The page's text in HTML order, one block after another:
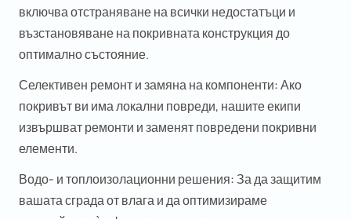
включва отстраняване на всички недостатъци и
възстановяване на покривната конструкция до
оптимално състояние.
Селективен ремонт и замяна на компоненти:Ако
покривът ви има локални повреди, нашите екипи
извършват ремонти и заменят повредени покривни
елементи.
Водо- и топлоизолационни решения:За да защитим
вашата сграда от влага и да оптимизираме